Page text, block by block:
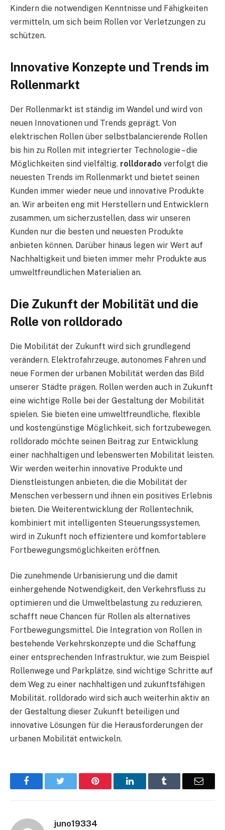
Kindern die notwendigen Kenntnisse und Fähigkeiten
vermitteln, um sich beim Rollen vor Verletzungen zu
schützen.
Innovative Konzepte und Trends im
Rollenmarkt
Der Rollenmarkt ist ständig im Wandel und wird von
neuen Innovationen und Trends geprägt. Von
elektrischen Rollen über selbstbalancierende Rollen
bis hin zu Rollen mit integrierter Technologie – die
Möglichkeiten sind vielfältig. rolldorado verfolgt die
neuesten Trends im Rollenmarkt und bietet seinen
Kunden immer wieder neue und innovative Produkte
an. Wir arbeiten eng mit Herstellern und Entwicklern
zusammen, um sicherzustellen, dass wir unseren
Kunden nur die besten und neuesten Produkte
anbieten können. Darüber hinaus legen wir Wert auf
Nachhaltigkeit und bieten immer mehr Produkte aus
umweltfreundlichen Materialien an.
Die Zukunft der Mobilität und die
Rolle von rolldorado
Die Mobilität der Zukunft wird sich grundlegend
verändern. Elektrofahrzeuge, autonomes Fahren und
neue Formen der urbanen Mobilität werden das Bild
unserer Städte prägen. Rollen werden auch in Zukunft
eine wichtige Rolle bei der Gestaltung der Mobilität
spielen. Sie bieten eine umweltfreundliche, flexible
und kostengünstige Möglichkeit, sich fortzubewegen.
rolldorado möchte seinen Beitrag zur Entwicklung
einer nachhaltigen und lebenswerten Mobilität leisten.
Wir werden weiterhin innovative Produkte und
Dienstleistungen anbieten, die die Mobilität der
Menschen verbessern und ihnen ein positives Erlebnis
bieten. Die Weiterentwicklung der Rollentechnik,
kombiniert mit intelligenten Steuerungssystemen,
wird in Zukunft noch effizientere und komfortablere
Fortbewegungsmöglichkeiten eröffnen.
Die zunehmende Urbanisierung und die damit
einhergehende Notwendigkeit, den Verkehrsfluss zu
optimieren und die Umweltbelastung zu reduzieren,
schafft neue Chancen für Rollen als alternatives
Fortbewegungsmittel. Die Integration von Rollen in
bestehende Verkehrskonzepte und die Schaffung
einer entsprechenden Infrastruktur, wie zum Beispiel
Rollenwege und Parkplätze, sind wichtige Schritte auf
dem Weg zu einer nachhaltigen und zukunftsfähigen
Mobilität. rolldorado wird sich auch weiterhin aktiv an
der Gestaltung dieser Zukunft beteiligen und
innovative Lösungen für die Herausforderungen der
urbanen Mobilität entwickeln.
Facebook Pinterest LinkedIn Email
juno19334